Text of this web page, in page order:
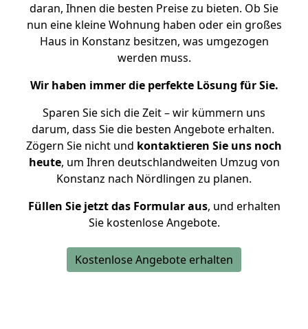
daran, Ihnen die besten Preise zu bieten. Ob Sie
nun eine kleine Wohnung haben oder ein großes
Haus in Konstanz besitzen, was umgezogen
werden muss.
Wir haben immer die perfekte Lösung für Sie.
Sparen Sie sich die Zeit – wir kümmern uns
darum, dass Sie die besten Angebote erhalten.
Zögern Sie nicht und kontaktieren Sie uns noch
heute, um Ihren deutschlandweiten Umzug von
Konstanz nach Nördlingen zu planen.
Füllen Sie jetzt das Formular aus, und erhalten
Sie kostenlose Angebote.
Kostenlose Angebote erhalten